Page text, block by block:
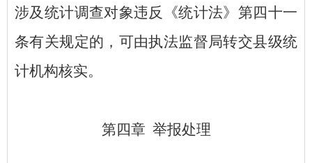
涉及统计调查对象违反《统计法》第四十一
条有关规定的，可由执法监督局转交县级统
计机构核实。
第四章 举报处理